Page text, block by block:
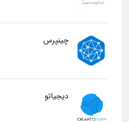
چینپرس
دیجیاتو